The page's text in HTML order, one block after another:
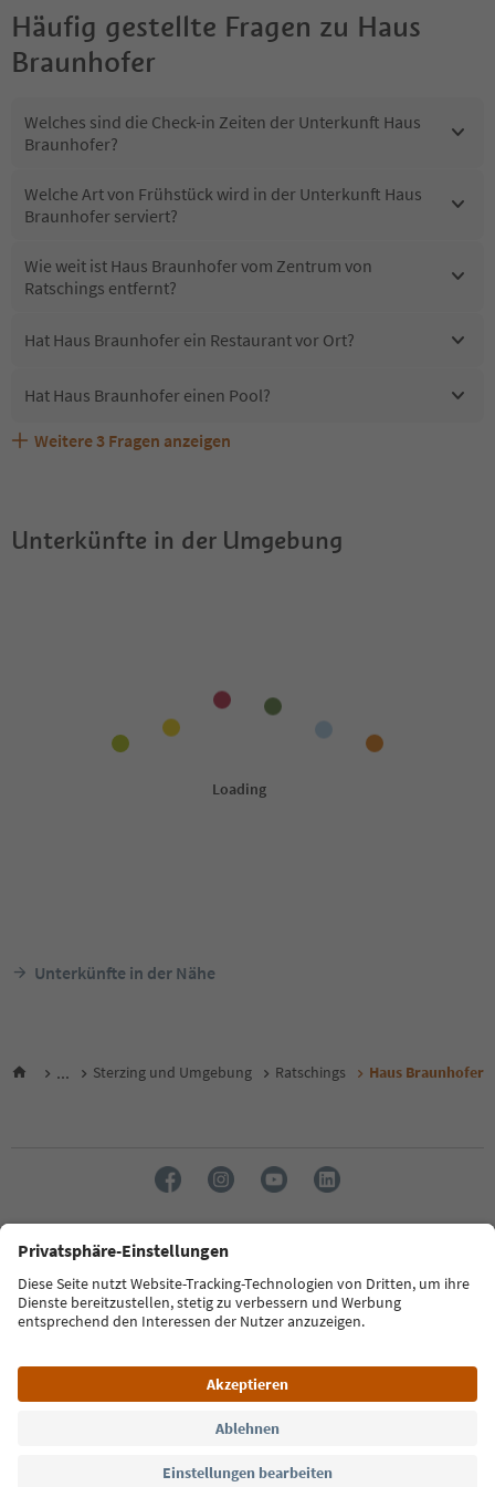
Häufig gestellte Fragen zu Haus
Braunhofer
Welches sind die Check-in Zeiten der Unterkunft Haus
Braunhofer?
Welche Art von Frühstück wird in der Unterkunft Haus
Braunhofer serviert?
Wie weit ist Haus Braunhofer vom Zentrum von
Ratschings entfernt?
Hat Haus Braunhofer ein Restaurant vor Ort?
Hat Haus Braunhofer einen Pool?
Sind Haustiere in der Unterkunft Haus Braunhofer
Welche Services bietet Haus Braunhofer?
Erhalten die Gäste von Haus Braunhofer einen Südtirol
Weitere 3 Fragen anzeigen
Unterkünfte in der Umgebung
Unterkünfte in der Nähe
... Sterzing und Umgebung Ratschings Haus Braunhofer
Sprache: Deutsch
FAQ Kontakt Presse MICE Datenschutzerklärung
Zugänglichkeitserklärung